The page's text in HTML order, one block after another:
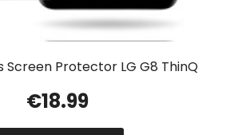
Screen Protector LG G8 ThinQ
€18.99